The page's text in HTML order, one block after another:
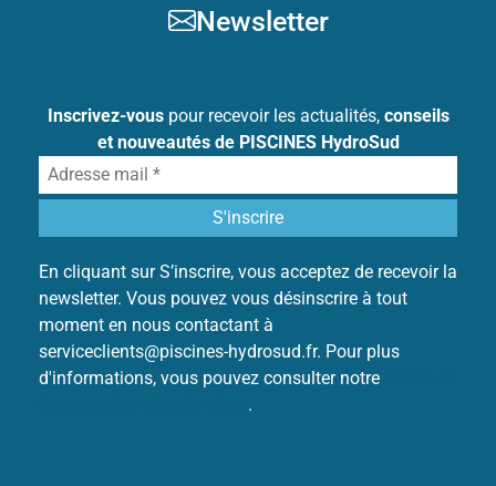
Newsletter
Inscrivez-vouspour recevoir les actualités, conseils
et nouveautés de PISCINES HydroSud
En cliquant sur S’inscrire, vous acceptez de recevoir la
newsletter. Vous pouvez vous désinscrire à tout
moment en nous contactant à
serviceclients@piscines-hydrosud.fr. Pour plus
d'informations, vous pouvez consulter notre
.